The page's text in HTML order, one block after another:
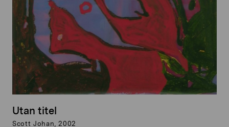
Utan titel
Scott Johan, 2002